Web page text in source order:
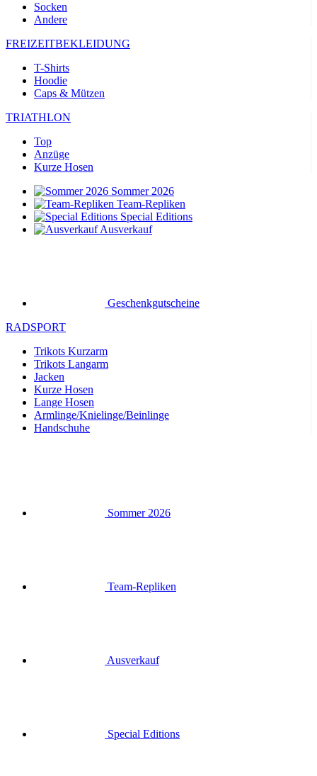
Socken
Andere
FREIZEITBEKLEIDUNG
T-Shirts
Hoodie
Caps & Mützen
TRIATHLON
Top
Anzüge
Kurze Hosen
Sommer 2026
Team-Repliken
Special Editions
Ausverkauf
Geschenkgutscheine
RADSPORT
Trikots Kurzarm
Trikots Langarm
Jacken
Kurze Hosen
Lange Hosen
Armlinge/Knielinge/Beinlinge
Handschuhe
Sommer 2026
Team-Repliken
Ausverkauf
Special Editions